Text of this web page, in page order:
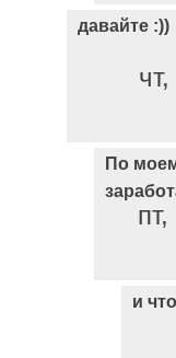
давайте :))
По
и